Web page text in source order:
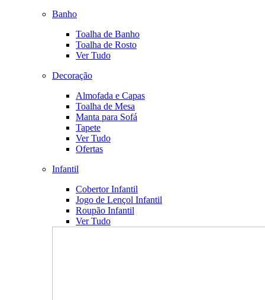
Banho
Toalha de Banho
Toalha de Rosto
Ver Tudo
Decoração
Almofada e Capas
Toalha de Mesa
Manta para Sofá
Tapete
Ver Tudo
Ofertas
Infantil
Cobertor Infantil
Jogo de Lençol Infantil
Roupão Infantil
Ver Tudo